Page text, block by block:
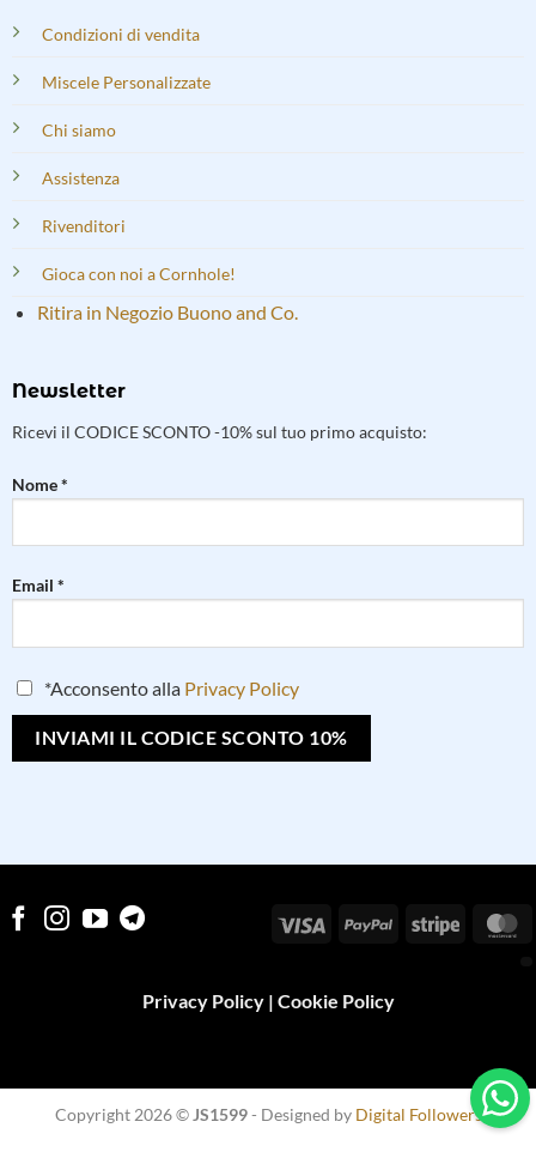
Condizioni di vendita
Miscele Personalizzate
Chi siamo
Assistenza
Rivenditori
Gioca con noi a Cornhole!
Ritira in Negozio Buono and Co.
Newsletter
Ricevi il CODICE SCONTO -10% sul tuo primo acquisto:
Nome *
Email *
*Acconsento alla Privacy Policy
Privacy Policy| Cookie Policy
Visa PayPal Stripe
Copyright 2026 © JS1599- Designed by Digital Followers